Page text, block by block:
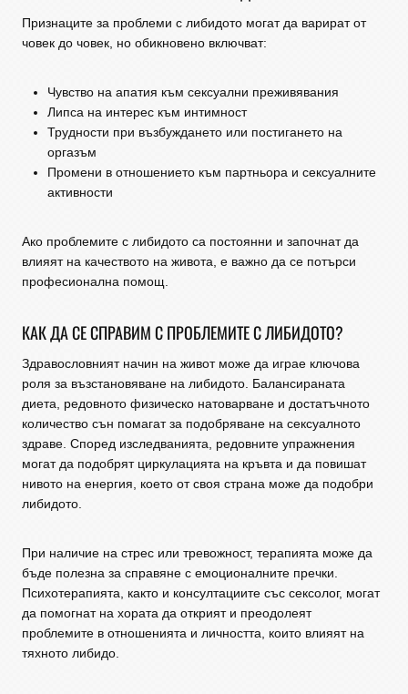
Признаците за проблеми с либидото могат да варират от
човек до човек, но обикновено включват:
Чувство на апатия към сексуални преживявания
Липса на интерес към интимност
Трудности при възбуждането или постигането на
оргазъм
Промени в отношението към партньора и сексуалните
активности
Ако проблемите с либидото са постоянни и започнат да
влияят на качеството на живота, е важно да се потърси
професионална помощ.
КАК ДА СЕ СПРАВИМ С ПРОБЛЕМИТЕ С ЛИБИДОТО?
Здравословният начин на живот може да играе ключова
роля за възстановяване на либидото. Балансираната
диета, редовното физическо натоварване и достатъчното
количество сън помагат за подобряване на сексуалното
здраве. Според изследванията, редовните упражнения
могат да подобрят циркулацията на кръвта и да повишат
нивото на енергия, което от своя страна може да подобри
либидото.
При наличие на стрес или тревожност, терапията може да
бъде полезна за справяне с емоционалните пречки.
Психотерапията, както и консултациите със сексолог, могат
да помогнат на хората да открият и преодолеят
проблемите в отношенията и личността, които влияят на
тяхното либидо.